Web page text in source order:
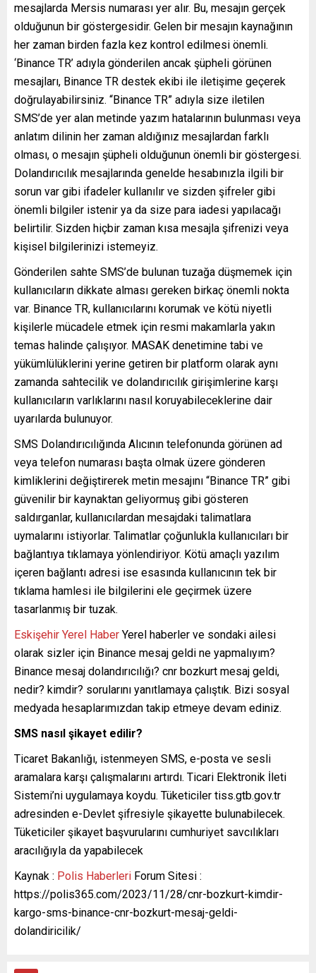
mesajlarda Mersis numarası yer alır. Bu, mesajın gerçek
olduğunun bir göstergesidir. Gelen bir mesajın kaynağının
her zaman birden fazla kez kontrol edilmesi önemli.
‘Binance TR’ adıyla gönderilen ancak şüpheli görünen
mesajları, Binance TR destek ekibi ile iletişime geçerek
doğrulayabilirsiniz. “Binance TR” adıyla size iletilen
SMS’de yer alan metinde yazım hatalarının bulunması veya
anlatım dilinin her zaman aldığınız mesajlardan farklı
olması, o mesajın şüpheli olduğunun önemli bir göstergesi.
Dolandırıcılık mesajlarında genelde hesabınızla ilgili bir
sorun var gibi ifadeler kullanılır ve sizden şifreler gibi
önemli bilgiler istenir ya da size para iadesi yapılacağı
belirtilir. Sizden hiçbir zaman kısa mesajla şifrenizi veya
kişisel bilgilerinizi istemeyiz.
Gönderilen sahte SMS’de bulunan tuzağa düşmemek için
kullanıcıların dikkate alması gereken birkaç önemli nokta
var. Binance TR, kullanıcılarını korumak ve kötü niyetli
kişilerle mücadele etmek için resmi makamlarla yakın
temas halinde çalışıyor. MASAK denetimine tabi ve
yükümlülüklerini yerine getiren bir platform olarak aynı
zamanda sahtecilik ve dolandırıcılık girişimlerine karşı
kullanıcıların varlıklarını nasıl koruyabileceklerine dair
uyarılarda bulunuyor.
SMS Dolandırıcılığında Alıcının telefonunda görünen ad
veya telefon numarası başta olmak üzere gönderen
kimliklerini değiştirerek metin mesajını “Binance TR” gibi
güvenilir bir kaynaktan geliyormuş gibi gösteren
saldırganlar, kullanıcılardan mesajdaki talimatlara
uymalarını istiyorlar. Talimatlar çoğunlukla kullanıcıları bir
bağlantıya tıklamaya yönlendiriyor. Kötü amaçlı yazılım
içeren bağlantı adresi ise esasında kullanıcının tek bir
tıklama hamlesi ile bilgilerini ele geçirmek üzere
tasarlanmış bir tuzak.
Eskişehir Yerel Haber Yerel haberler ve sondaki ailesi
olarak sizler için Binance mesaj geldi ne yapmalıyım?
Binance mesaj dolandırıcılığı? cnr bozkurt mesaj geldi,
nedir? kimdir? sorularını yanıtlamaya çalıştık. Bizi sosyal
medyada hesaplarımızdan takip etmeye devam ediniz.
SMS nasıl şikayet edilir?
Ticaret Bakanlığı, istenmeyen SMS, e-posta ve sesli
aramalara karşı çalışmalarını artırdı. Ticari Elektronik İleti
Sistemi’ni uygulamaya koydu. Tüketiciler tiss.gtb.gov.tr
adresinden e-Devlet şifresiyle şikayette bulunabilecek.
Tüketiciler şikayet başvurularını cumhuriyet savcılıkları
aracılığıyla da yapabilecek
Kaynak : Polis Haberleri Forum Sitesi :
https://polis365.com/2023/11/28/cnr-bozkurt-kimdir-
kargo-sms-binance-cnr-bozkurt-mesaj-geldi-
dolandiricilik/